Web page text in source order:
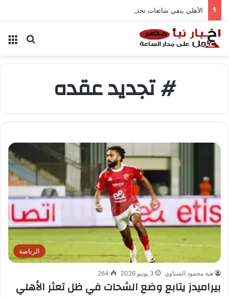
الأهلي ينفي شائعات تخفيض عقود زيزو والشناوي
بحث
# تجديد عقده
الرياضة
هبة محمود الشناوي 3 يونيو 2026 264
بيراميدز يتابع وضع الشحات في ظل تعثر الأهلي